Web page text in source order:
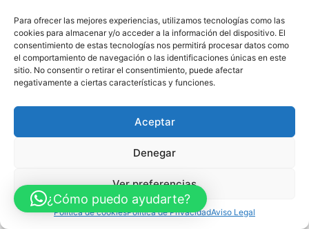
Para ofrecer las mejores experiencias, utilizamos tecnologías como las
cookies para almacenar y/o acceder a la información del dispositivo. El
consentimiento de estas tecnologías nos permitirá procesar datos como
el comportamiento de navegación o las identificaciones únicas en este
sitio. No consentir o retirar el consentimiento, puede afectar
negativamente a ciertas características y funciones.
Aceptar
Denegar
Ver preferencias
Política de cookiesPolítica de PrivacidadAviso Legal
¿Cómo puedo ayudarte?